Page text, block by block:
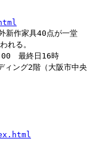
新作家具40点が一堂
れる。
最終日16時
ング2階（大阪市中央